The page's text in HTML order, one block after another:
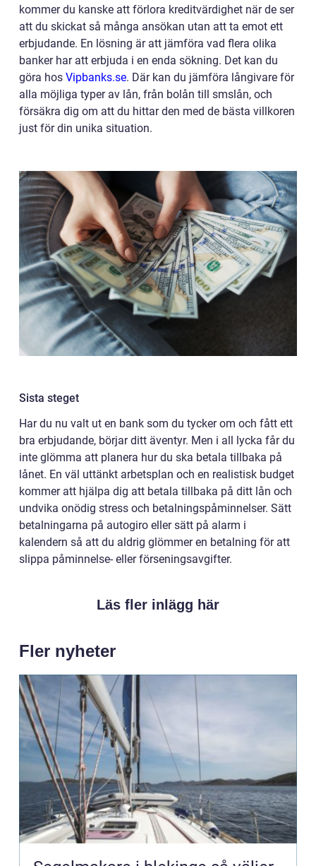
kommer du kanske att förlora kreditvärdighet när de ser
att du skickat så många ansökan utan att ta emot ett
erbjudande. En lösning är att jämföra vad flera olika
banker har att erbjuda i en enda sökning. Det kan du
göra hos Vipbanks.se. Där kan du jämföra långivare för
alla möjliga typer av lån, från bolån till smslån, och
försäkra dig om att du hittar den med de bästa villkoren
just för din unika situation.
Sista steget
Har du nu valt ut en bank som du tycker om och fått ett
bra erbjudande, börjar ditt äventyr. Men i all lycka får du
inte glömma att planera hur du ska betala tillbaka på
lånet. En väl uttänkt arbetsplan och en realistisk budget
kommer att hjälpa dig att betala tillbaka på ditt lån och
undvika onödig stress och betalningspåminnelser. Sätt
betalningarna på autogiro eller sätt på alarm i
kalendern så att du aldrig glömmer en betalning för att
slippa påminnelse- eller förseningsavgifter.
Läs fler inlägg här
Fler nyheter